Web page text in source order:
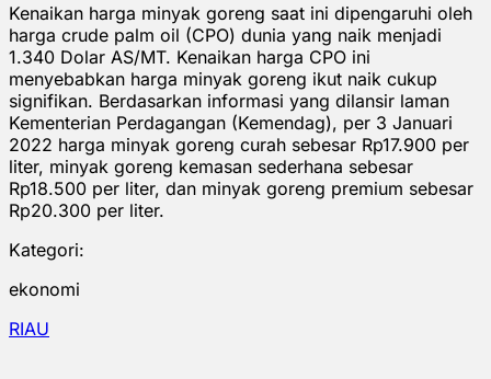
Kenaikan harga minyak goreng saat ini dipengaruhi oleh
harga crude palm oil (CPO) dunia yang naik menjadi
1.340 Dolar AS/MT. Kenaikan harga CPO ini
menyebabkan harga minyak goreng ikut naik cukup
signifikan. Berdasarkan informasi yang dilansir laman
Kementerian Perdagangan (Kemendag), per 3 Januari
2022 harga minyak goreng curah sebesar Rp17.900 per
liter, minyak goreng kemasan sederhana sebesar
Rp18.500 per liter, dan minyak goreng premium sebesar
Rp20.300 per liter.
Kategori:
ekonomi
RIAU